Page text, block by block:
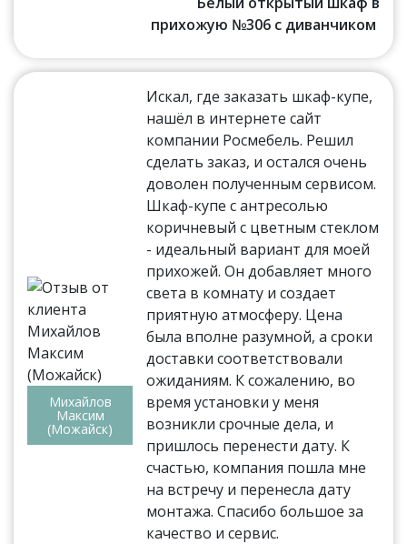
прихожую №306 с диванчиком
Михайлов
Максим
(Можайск)
Искал, где заказать шкаф-купе,
нашёл в интернете сайт
компании Росмебель. Решил
сделать заказ, и остался очень
доволен полученным сервисом.
Шкаф-купе с антресолью
коричневый с цветным стеклом
- идеальный вариант для моей
прихожей. Он добавляет много
света в комнату и создает
приятную атмосферу. Цена
была вполне разумной, а сроки
доставки соответствовали
ожиданиям. К сожалению, во
время установки у меня
возникли срочные дела, и
пришлось перенести дату. К
счастью, компания пошла мне
на встречу и перенесла дату
монтажа. Спасибо большое за
качество и сервис.